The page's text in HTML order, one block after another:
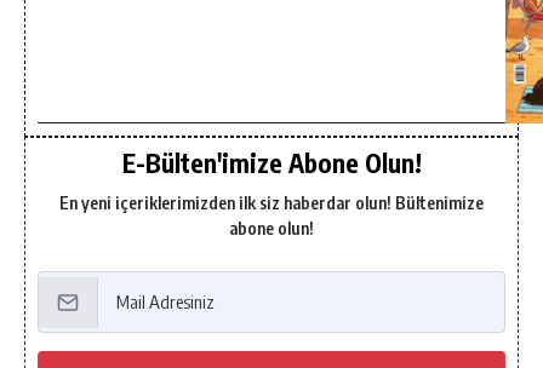
E-Bülten'imize Abone Olun!
En yeni içeriklerimizden ilk siz haberdar olun! Bültenimize
abone olun!